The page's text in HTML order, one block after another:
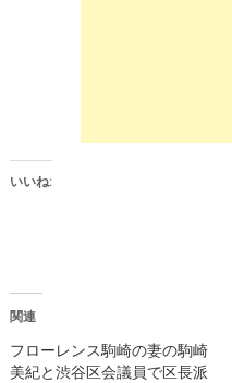
ィ
ン
ド
)
いいね:
関連
フローレンス駒崎の妻の駒崎
美紀と渋谷区会議員で区長派